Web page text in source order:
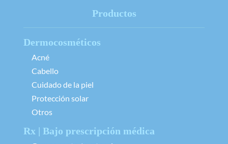
Productos
Dermocosméticos
Acné
Cabello
Cuidado de la piel
Protección solar
Otros
Rx | Bajo prescripción médica